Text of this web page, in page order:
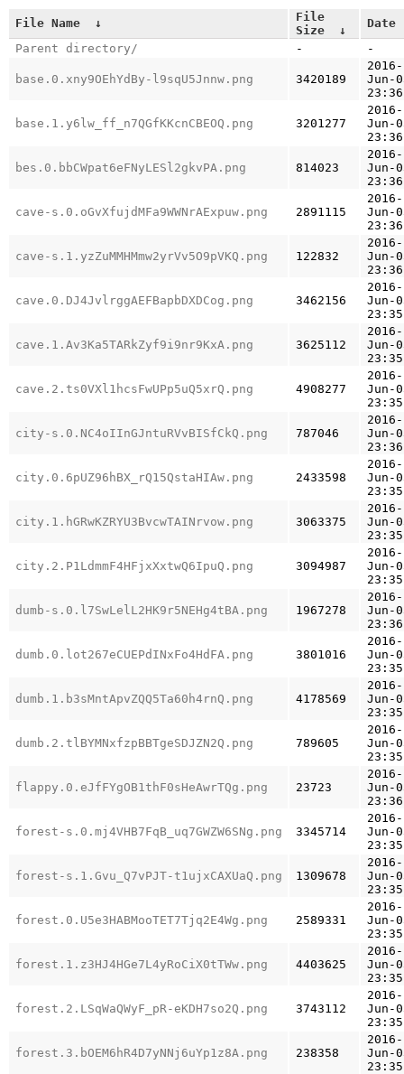
File Name ↓
File
Size
↓
Date
Parent directory/
- -
base.0.xny9OEhYdBy-l9sqU5Jnnw.png 3420189
2016-
Jun-
23:36
base.1.y6lw_ff_n7QGfKKcnCBEOQ.png 3201277
2016-
Jun-
23:36
bes.0.bbCWpat6eFNyLESl2gkvPA.png 814023
2016-
Jun-
23:36
cave-s.0.oGvXfujdMFa9WWNrAExpuw.png 2891115
2016-
Jun-
23:36
cave-s.1.yzZuMMHMmw2yrVv5O9pVKQ.png 122832
2016-
Jun-
23:36
cave.0.DJ4JvlrggAEFBapbDXDCog.png 3462156
2016-
Jun-
23:35
cave.1.Av3Ka5TARkZyf9i9nr9KxA.png 3625112
2016-
Jun-
23:35
cave.2.ts0VXl1hcsFwUPp5uQ5xrQ.png 4908277
2016-
Jun-
23:35
city-s.0.NC4oIInGJntuRVvBISfCkQ.png 787046
2016-
Jun-
23:36
city.0.6pUZ96hBX_rQ15QstaHIAw.png 2433598
2016-
Jun-
23:35
city.1.hGRwKZRYU3BvcwTAINrvow.png 3063375
2016-
Jun-
23:35
city.2.P1LdmmF4HFjxXxtwQ6IpuQ.png 3094987
2016-
Jun-
23:35
dumb-s.0.l7SwLelL2HK9r5NEHg4tBA.png 1967278
2016-
Jun-
23:36
dumb.0.lot267eCUEPdINxFo4HdFA.png 3801016
2016-
Jun-
23:35
dumb.1.b3sMntApvZQQ5Ta60h4rnQ.png 4178569
2016-
Jun-
23:35
dumb.2.tlBYMNxfzpBBTgeSDJZN2Q.png 789605
2016-
Jun-
23:35
flappy.0.eJfFYgOB1thF0sHeAwrTQg.png 23723
2016-
Jun-
23:36
forest-s.0.mj4VHB7FqB_uq7GWZW6SNg.png 3345714
2016-
Jun-
23:35
forest-s.1.Gvu_Q7vPJT-t1ujxCAXUaQ.png 1309678
2016-
Jun-
23:35
forest.0.U5e3HABMooTET7Tjq2E4Wg.png 2589331
2016-
Jun-
23:35
forest.1.z3HJ4HGe7L4yRoCiX0tTWw.png 4403625
2016-
Jun-
23:35
forest.2.LSqWaQWyF_pR-eKDH7so2Q.png 3743112
2016-
Jun-
23:35
forest.3.bOEM6hR4D7yNNj6uYp1z8A.png 238358
2016-
Jun-
23:35